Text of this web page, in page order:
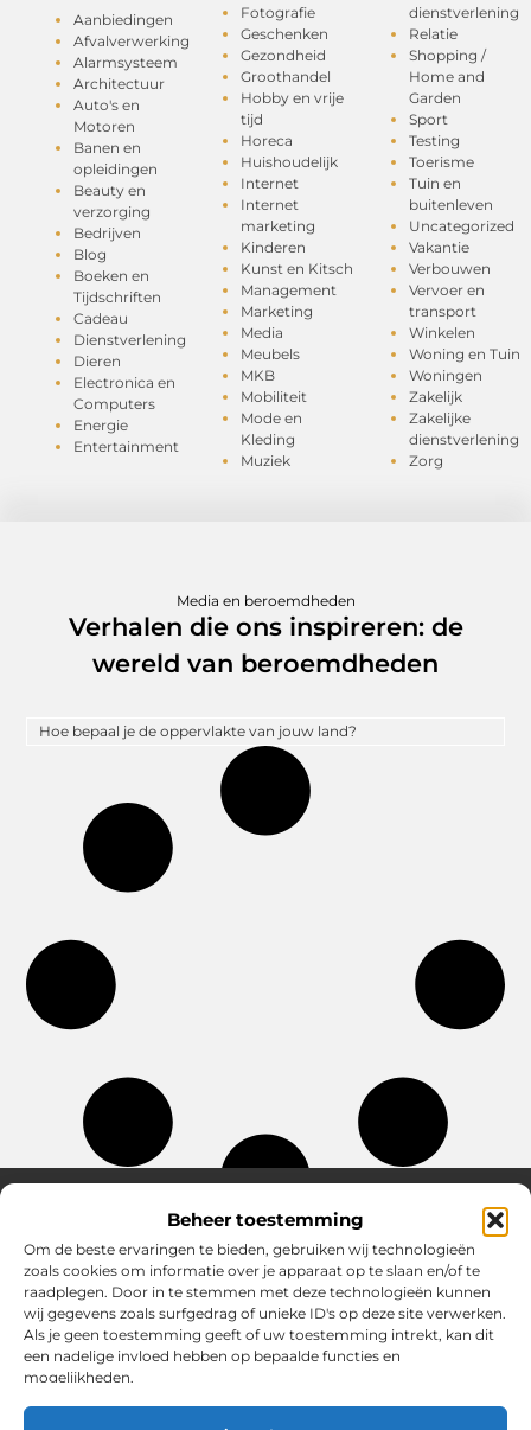
Beheer toestemming
Om de beste ervaringen te bieden, gebruiken wij technologieën
zoals cookies om informatie over je apparaat op te slaan en/of te
raadplegen. Door in te stemmen met deze technologieën kunnen
wij gegevens zoals surfgedrag of unieke ID's op deze site verwerken.
Als je geen toestemming geeft of uw toestemming intrekt, kan dit
een nadelige invloed hebben op bepaalde functies en
mogelijkheden.
Aanbiedingen
Afvalverwerking
Alarmsysteem
Architectuur
Auto's en
Motoren
Banen en
opleidingen
Beauty en
verzorging
Bedrijven
Blog
Boeken en
Tijdschriften
Cadeau
Dienstverlening
Dieren
Electronica en
Computers
Energie
Entertainment
Fotografie
Geschenken
Gezondheid
Groothandel
Hobby en vrije
tijd
Horeca
Huishoudelijk
Internet
Internet
marketing
Kinderen
Kunst en Kitsch
Management
Marketing
Media
Meubels
MKB
Mobiliteit
Mode en
Kleding
Muziek
dienstverlening
Relatie
Shopping /
Home and
Garden
Sport
Testing
Toerisme
Tuin en
buitenleven
Uncategorized
Vakantie
Verbouwen
Vervoer en
transport
Winkelen
Woning en Tuin
Woningen
Zakelijk
Zakelijke
dienstverlening
Zorg
Media en beroemdheden
Verhalen die ons inspireren: de
wereld van beroemdheden
Hoe bepaal je de oppervlakte van jouw land?
Over Chobmak
Jouw gids voor inspiratie en tips uit het dagelijks leven.
Ontdek een brede verzameling blogs en artikelen die je helpen
om het meeste uit elke dag te halen, met praktische adviezen
en verrassende inzichten.
Bericht categorie